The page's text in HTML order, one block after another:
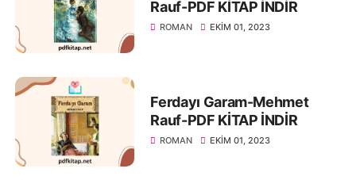
Rauf-PDF KİTAP İNDİR
ROMAN EKIM 01, 2023
Ferdayı Garam-Mehmet
Rauf-PDF KİTAP İNDİR
ROMAN EKIM 01, 2023